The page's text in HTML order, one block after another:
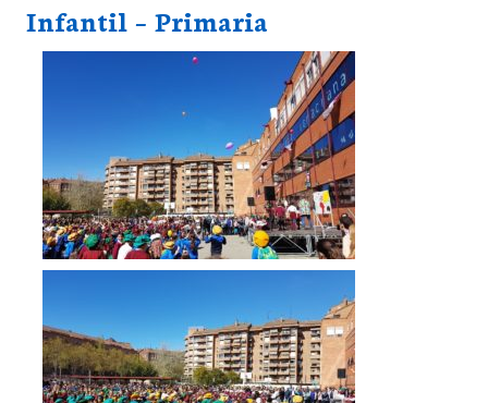
Infantil – Primaria